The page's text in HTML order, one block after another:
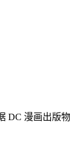
DC 漫画出